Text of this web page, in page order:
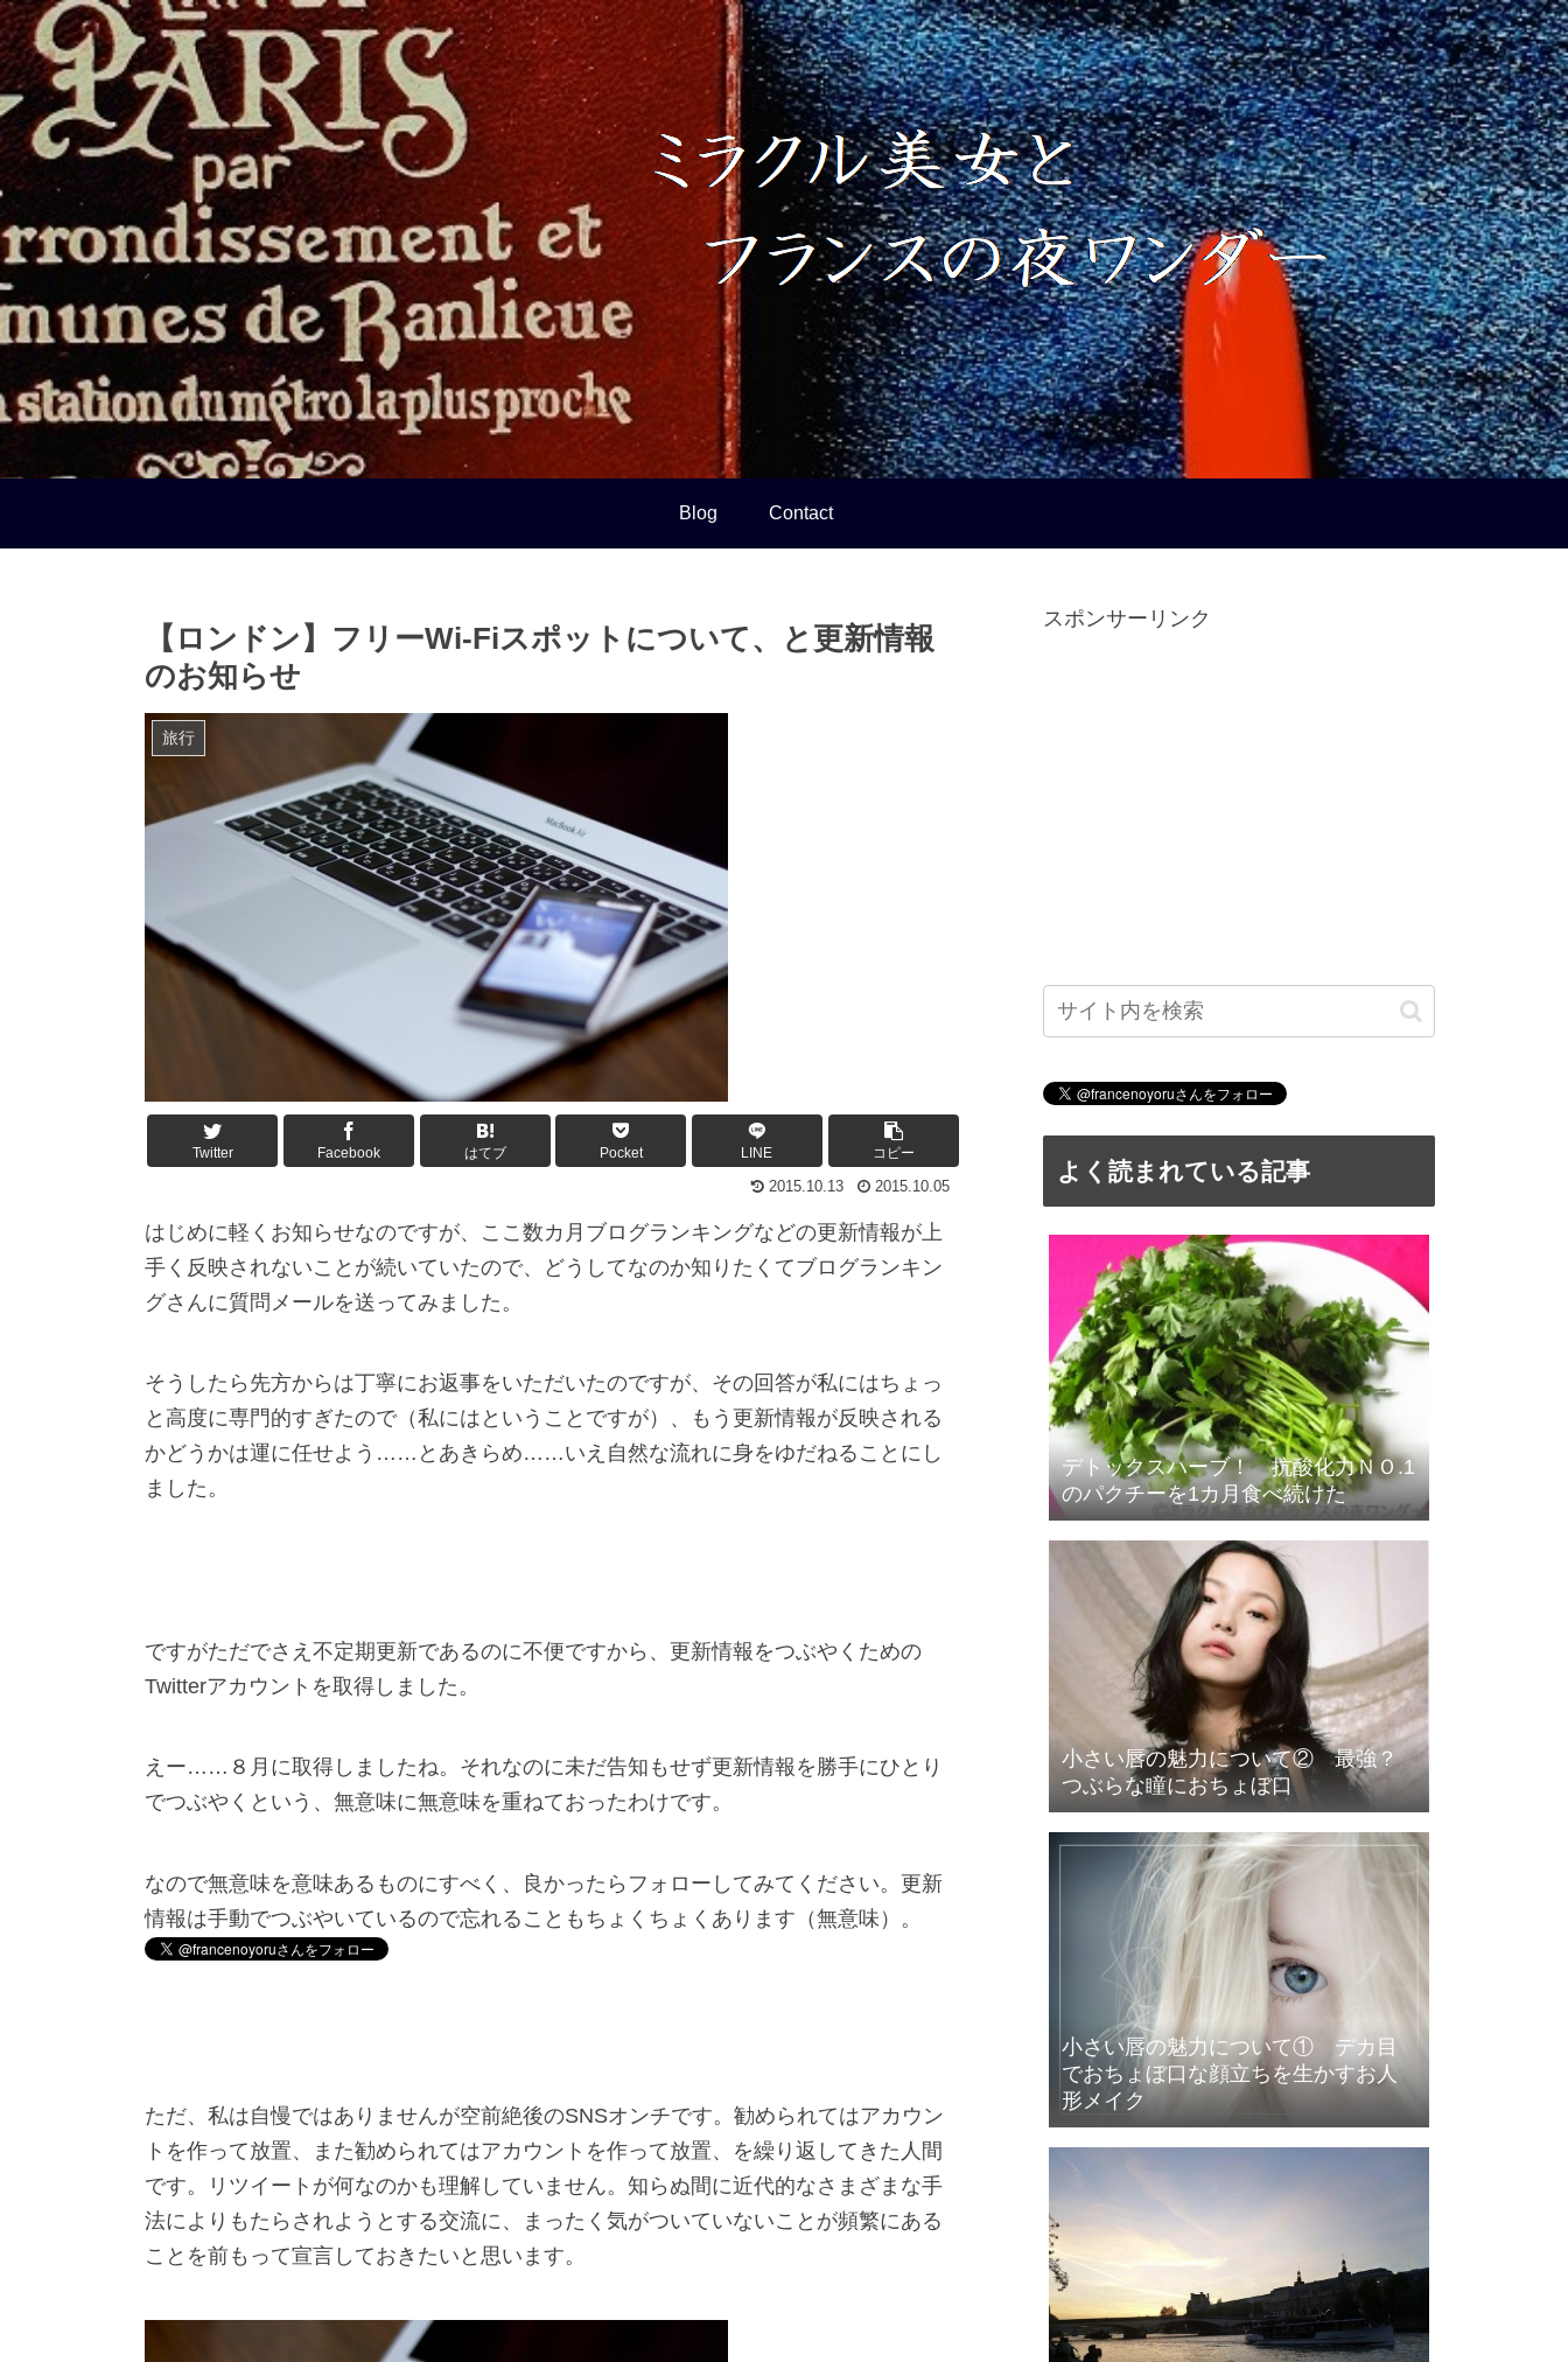
Blog Contact
【ロンドン】フリーWi-Fiスポットについて、と更新情報
のお知らせ
旅行
Twitter Facebook はてブ Pocket LINE コピー
2015.10.13 2015.10.05
はじめに軽くお知らせなのですが、ここ数カ月ブログランキングなどの更新情報が上
手く反映されないことが続いていたので、どうしてなのか知りたくてブログランキン
グさんに質問メールを送ってみました。
そうしたら先方からは丁寧にお返事をいただいたのですが、その回答が私にはちょっ
と高度に専門的すぎたので（私にはということですが）、もう更新情報が反映される
かどうかは運に任せよう……とあきらめ……いえ自然な流れに身をゆだねることにし
ました。
ですがただでさえ不定期更新であるのに不便ですから、更新情報をつぶやくための
Twitterアカウントを取得しました。
えー……８月に取得しましたね。それなのに未だ告知もせず更新情報を勝手にひとり
でつぶやくという、無意味に無意味を重ねておったわけです。
なので無意味を意味あるものにすべく、良かったらフォローしてみてください。更新
情報は手動でつぶやいているので忘れることもちょくちょくあります（無意味）。
ただ、私は自慢ではありませんが空前絶後のSNSオンチです。勧められてはアカウン
トを作って放置、また勧められてはアカウントを作って放置、を繰り返してきた人間
です。リツイートが何なのかも理解していません。知らぬ間に近代的なさまざまな手
法によりもたらされようとする交流に、まったく気がついていないことが頻繁にある
ことを前もって宣言しておきたいと思います。
スポンサーリンク
よく読まれている記事
デトックスハーブ！ 抗酸化力ＮＯ.1
のパクチーを1カ月食べ続けた
小さい唇の魅力について② 最強？
つぶらな瞳におちょぼ口
小さい唇の魅力について① デカ目
でおちょぼ口な顔立ちを生かすお人
形メイク